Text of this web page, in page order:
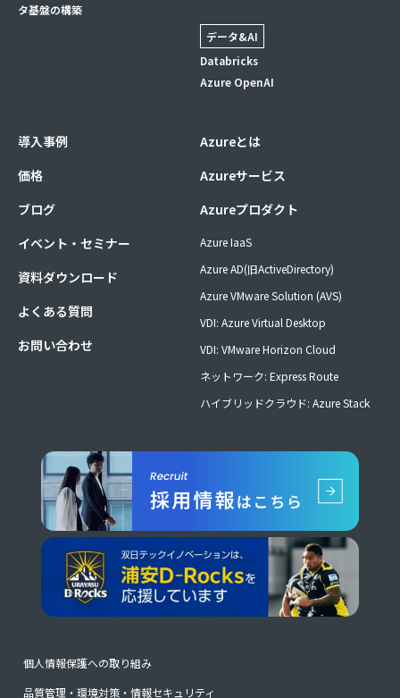
タ基盤の構築
データ&AI
Databricks
Azure OpenAI
導入事例
価格
ブログ
イベント・セミナー
資料ダウンロード
よくある質問
お問い合わせ
Azureとは
Azureサービス
Azureプロダクト
Azure IaaS
Azure AD(旧ActiveDirectory)
Azure VMware Solution (AVS)
VDI: Azure Virtual Desktop
VDI: VMware Horizon Cloud
ネットワーク: Express Route
ハイブリッドクラウド: Azure Stack
個人情報保護への取り組み
品質管理・環境対策・情報セキュリティ